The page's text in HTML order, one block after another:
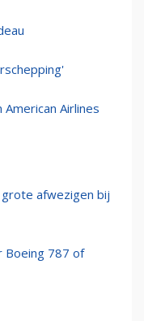
Airlines
afwezigen bij
Boeing 787 of